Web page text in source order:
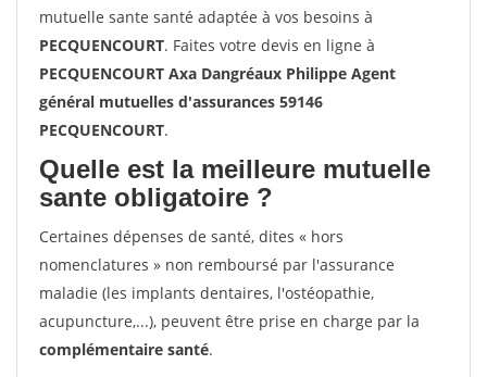
mutuelle sante santé adaptée à vos besoins à
PECQUENCOURT. Faites votre devis en ligne à
PECQUENCOURT Axa Dangréaux Philippe Agent
général mutuelles d'assurances 59146
PECQUENCOURT.
Quelle est la meilleure mutuelle
sante obligatoire ?
Certaines dépenses de santé, dites « hors
nomenclatures » non remboursé par l'assurance
maladie (les implants dentaires, l'ostéopathie,
acupuncture,...), peuvent être prise en charge par la
complémentaire santé.